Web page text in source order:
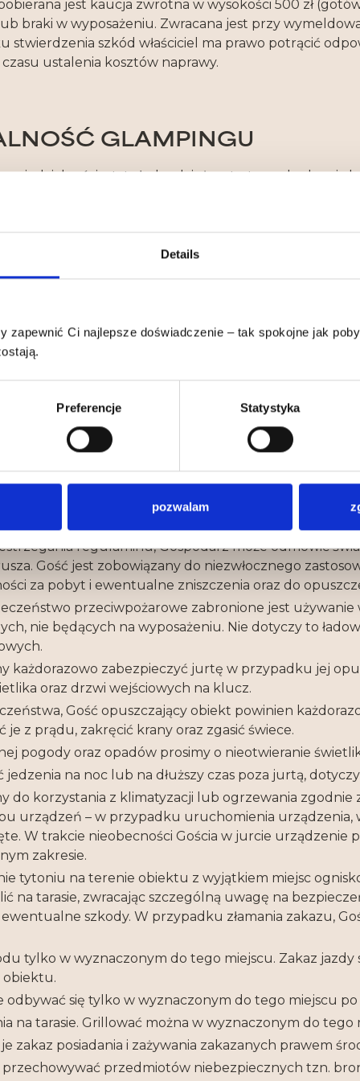
Details
zapewnić Ci najlepsze doświadczenie – tak spokojne jak
Preferencje Statystyka
pozwalam
jest kaucja zwrotna w wysokości 500 zł
braki w wyposażeniu. Zwracana jest przy
stwierdzenia szkód właściciel ma prawo potrącić
ustalenia kosztów naprawy.
GLAMPINGU
z tytułu kradzieży, utraty, uszkodzenia
służymy pomocą.
GOŚCIA
technicznych obiektu, powstałe z jego winy w
niezwłocznie poinformować Gospodarza o
regulaminu, Gospodarz może odmówić
Gość jest zobowiązany do niezwłocznego
za pobyt i ewentualne zniszczenia oraz do
przeciwpożarowe zabronione jest używanie
nie będących na wyposażeniu. Nie dotyczy to
każdorazowo zabezpieczyć jurtę w przypadku jej
oraz drzwi wejściowych na klucz.
Gość opuszczający obiekt powinien
je z prądu, zakręcić krany oraz zgasić świece.
pogody oraz opadów prosimy o nieotwieranie
jedzenia na noc lub na dłuższy czas poza jurtą,
do korzystania z klimatyzacji lub ogrzewania zgodnie
urządzeń – w przypadku uruchomienia urządzenia,
W trakcie nieobecności Gościa w jurcie urządzenie
zakresie.
tytoniu na terenie obiektu z wyjątkiem miejsc
na tarasie, zwracając szczególną uwagę na
szkody. W przypadku złamania zakazu,
tylko w wyznaczonym do tego miejscu. Zakaz jazdy
obiektu.
odbywać się tylko w wyznaczonym do tego miejscu po
na tarasie. Grillować można w wyznaczonym do tego
zakaz posiadania i zażywania zakazanych prawem
przedmiotów niebezpiecznych tzn.